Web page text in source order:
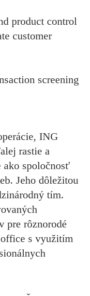
product control
customer
screening
ING
rastie a
ako spoločnosť
Jeho dôležitou
tím.
pre rôznorodé
s využitím